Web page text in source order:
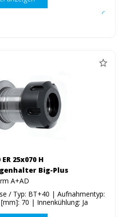
25x070 H
Big-Plus
A+AD
/ Typ: BT+40 | Aufnahmentyp:
70 | Innenkühlung: Ja